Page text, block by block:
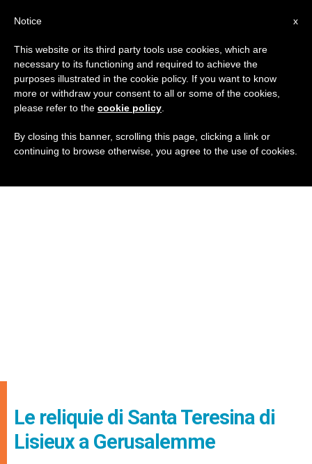
Le reliquie di Santa Teresina di
Lisieux a Gerusalemme
x
Notice
This website or its third party tools use cookies, which are
necessary to its functioning and required to achieve the
purposes illustrated in the cookie policy. If you want to know
more or withdraw your consent to all or some of the cookies,
please refer to the cookie policy
By closing this banner, scrolling this page, clicking a link or
continuing to browse otherwise, you agree to the use of cookies.